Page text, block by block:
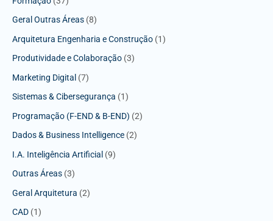
Geral Outras Áreas (8)
Arquitetura Engenharia e Construção (1)
Produtividade e Colaboração (3)
Marketing Digital (7)
Sistemas & Cibersegurança (1)
Programação (F-END & B-END) (2)
Dados & Business Intelligence (2)
I.A. Inteligência Artificial (9)
Outras Áreas (3)
Geral Arquitetura (2)
CAD (1)